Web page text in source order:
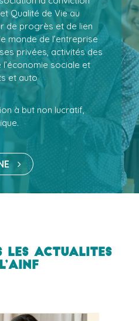
Qualité de Vie au
de progrès et de lien
monde de l’entreprise
privées, activités des
sociale et
et auto
à but non lucratif,
les actualites